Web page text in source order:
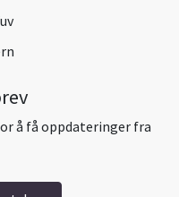
å få oppdateringer fra